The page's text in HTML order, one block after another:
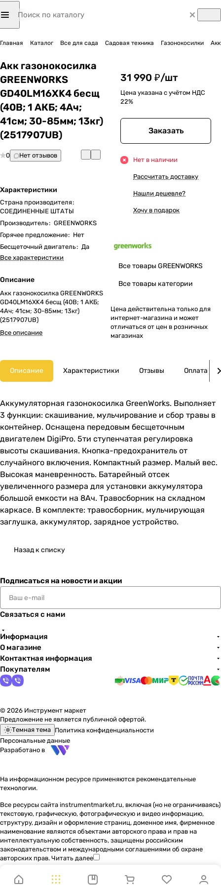
Главная Каталог Все для сада Садовая техника Газонокосилки
Акк газонокосилка
GREENWORKS
GD40LM16XK4 бесщ
(40В; 1 АКБ; 4Ач;
41cм; 30-85мм; 13кг)
(2517907UB)
0 Нет отзывов
Характеристики
Страна производителя:
СОЕДИНЕННЫЕ ШТАТЫ
Производитель: GREENWORKS
Горячее предложение: Нет
Бесщеточный двигатель: Да
Все характеристики
Описание
Акк газонокосилка GREENWORKS
GD40LM16XK4 бесщ (40В; 1 АКБ;
4Ач; 41cм; 30-85мм; 13кг)
(2517907UB)
Все описание
31 990 ₽/шт
Цена указана с учётом НДС
22%
Заказать
Нет в наличии
Рассчитать доставку
Нашли дешевле?
Хочу в подарок
Все товары GREENWORKS
Все товары категории
Цена действительна только для
интернет-магазина и может
отличаться от цен в розничных
магазинах
Описание Характеристики Отзывы Оплата
Аккумуляторная газонокосилка GreenWorks. Выполняет
3 функции: скашивание, мульчирование и сбор травы в
контейнер. Оснащена передовым бесщеточным
двигателем DigiPro. 5ти ступенчатая регулировка
высоты скашивания. Кнопка-предохранитель от
случайного включения. Компактный размер. Малый вес.
Высокая маневренность. Батарейный отсек
увеличенного размера для установки аккумулятора
большой емкости на 8Ач. Травосборник на складном
каркасе. В комплекте: травосборник, мульчирующая
заглушка, аккумулятор, зарядное устройство.
Назад к списку
Подписаться на новости и акции
Связаться с нами
Информация
О магазине
Контактная информация
Покупателям
© 2026 Инструмент маркет
Предложение не является публичной офертой.
Темная тема Политика конфиденциальности
Персональные данные
Разработано в
На информационном ресурсе применяются рекомендательные
технологии.
Все ресурсы сайта instrumentmarket.ru, включая (но не ограничиваясь)
текстовую, графическую, фотографическую и видео информацию,
структуру, дизайн и оформление страниц, доменное имя, фирменное
наименование являются объектами авторского права и прав на
интеллектуальную собственность, защищены российским
законодательством и международными соглашениями об охране
авторских прав. Читать далее